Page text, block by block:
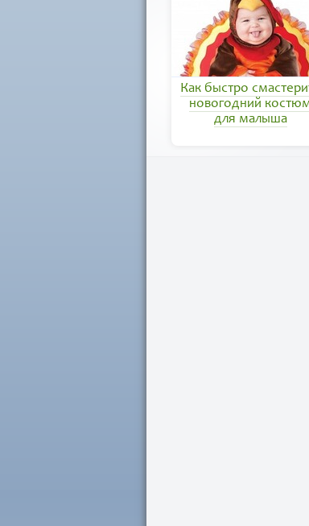
Как быстро
новогодний
для малыша